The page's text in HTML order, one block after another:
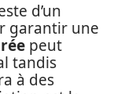
d’un
garantir une
peut
tandis
à des